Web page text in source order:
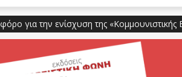
για την ενίσχυση της «Κομμουνιστικής